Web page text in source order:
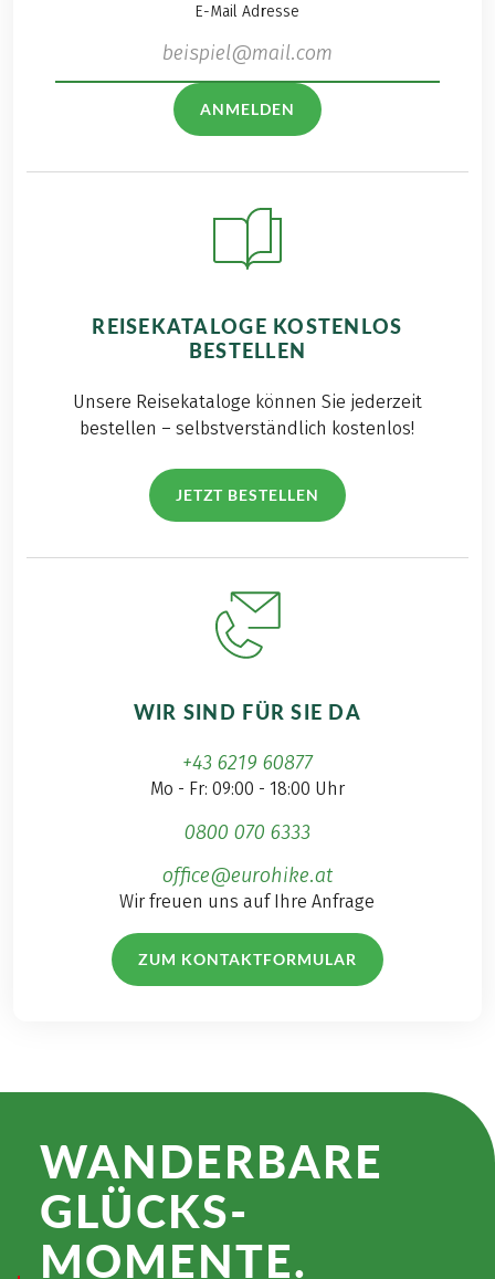
E-Mail Adresse
ANMELDEN
REISEKATALOGE KOSTENLOS
BESTELLEN
Unsere Reisekataloge können Sie jederzeit
bestellen – selbstverständlich kostenlos!
JETZT BESTELLEN
WIR SIND FÜR SIE DA
+43 6219 60877
Mo - Fr: 09:00 - 18:00 Uhr
0800 070 6333
office@eurohike.at
Wir freuen uns auf Ihre Anfrage
ZUM KONTAKTFORMULAR
WANDER­BARE
GLÜCKS­
MOMENTE.